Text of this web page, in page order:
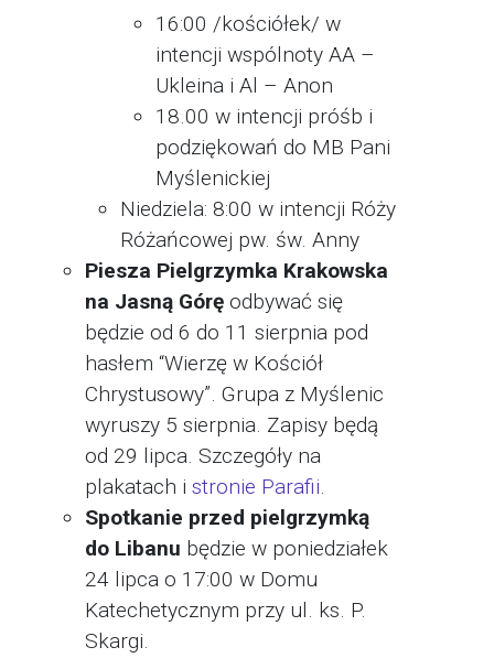
16:00 /kościółek/ w
intencji wspólnoty AA –
Ukleina i Al – Anon
18.00 w intencji próśb i
podziękowań do MB Pani
Myślenickiej
Niedziela: 8:00 w intencji Róży
Różańcowej pw. św. Anny
Piesza Pielgrzymka Krakowska
na Jasną Górę odbywać się
będzie od 6 do 11 sierpnia pod
hasłem “Wierzę w Kościół
Chrystusowy”. Grupa z Myślenic
wyruszy 5 sierpnia. Zapisy będą
od 29 lipca. Szczegóły na
plakatach i stronie Parafii.
Spotkanie przed pielgrzymką
do Libanu będzie w poniedziałek
24 lipca o 17:00 w Domu
Katechetycznym przy ul. ks. P.
Skargi.